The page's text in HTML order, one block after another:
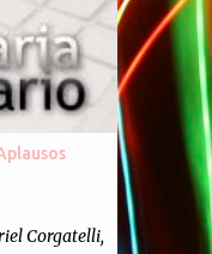
Corgatelli,